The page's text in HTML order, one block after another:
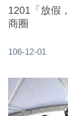
1201「放假
商圈
106-12-01